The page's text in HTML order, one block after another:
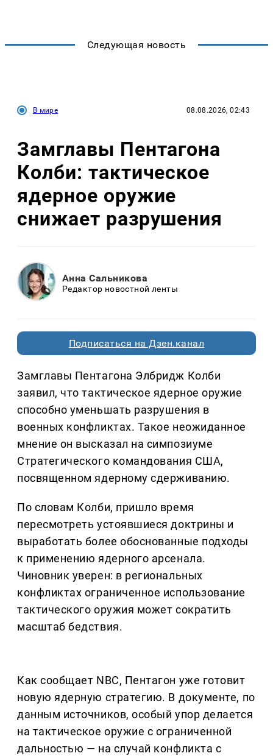
Следующая новость
В мире 08.08.2026, 02:43
Замглавы Пентагона
Колби: тактическое
ядерное оружие
снижает разрушения
Анна Сальникова
Редактор новостной ленты
Подписаться на Дзен.канал
Замглавы Пентагона Элбридж Колби
заявил, что тактическое ядерное оружие
способно уменьшать разрушения в
военных конфликтах. Такое неожиданное
мнение он высказал на симпозиуме
Стратегического командования США,
посвященном ядерному сдерживанию.
По словам Колби, пришло время
пересмотреть устоявшиеся доктрины и
выработать более обоснованные подходы
к применению ядерного арсенала.
Чиновник уверен: в региональных
конфликтах ограниченное использование
тактического оружия может сократить
масштаб бедствия.
Как сообщает NBC, Пентагон уже готовит
новую ядерную стратегию. В документе, по
данным источников, особый упор делается
на тактическое оружие с ограниченной
дальностью — на случай конфликта с